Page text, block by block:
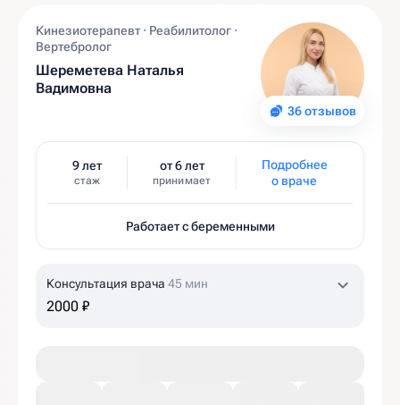
36 отзывов
Кинезиотерапевт · Реабилитолог ·
Вертебролог
Шереметева Наталья
Вадимовна
9 лет
стаж
от 6 лет
принимает
Подробнее
о враче
Работает с беременными
Консультация врача 45 мин
2000 ₽